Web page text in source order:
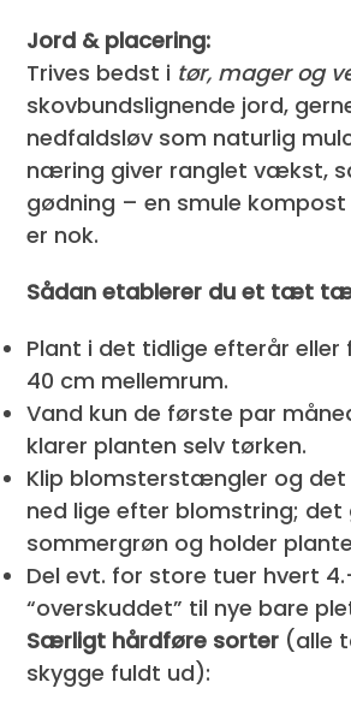
Jord & placering:
Trives bedst i tør, mager og
skovbunds­lignende jord,
nedfaldsløv som naturlig
næring giver ranglet vækst,
gødning – en smule
er nok.
Sådan etablerer du et tæt
Plant i det tidlige efterår eller
40 cm mellemrum.
Vand kun de første par
klarer planten selv tørken.
Klip blomsterstængler og det
ned lige efter blomstring; det
sommergrøn og holder
Del evt. for store tuer hvert
“overskuddet” til nye bare
Særligt hårdføre sorter (alle
skygge fuldt ud):